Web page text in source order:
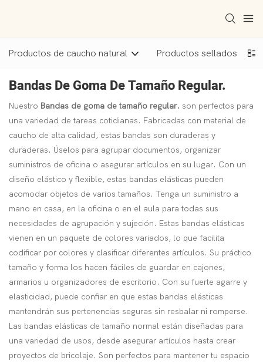
Productos de caucho natural Productos sellados
Bandas De Goma De Tamaño Regular.
Nuestro Bandas de goma de tamaño regular. son perfectos para
una variedad de tareas cotidianas. Fabricadas con material de
caucho de alta calidad, estas bandas son duraderas y
duraderas. Úselos para agrupar documentos, organizar
suministros de oficina o asegurar artículos en su lugar. Con un
diseño elástico y flexible, estas bandas elásticas pueden
acomodar objetos de varios tamaños. Tenga un suministro a
mano en casa, en la oficina o en el aula para todas sus
necesidades de agrupación y sujeción. Estas bandas elásticas
vienen en un paquete de colores variados, lo que facilita
codificar por colores y clasificar diferentes artículos. Su práctico
tamaño y forma los hacen fáciles de guardar en cajones,
armarios u organizadores de escritorio. Con su fuerte agarre y
elasticidad, puede confiar en que estas bandas elásticas
mantendrán sus pertenencias seguras sin resbalar ni romperse.
Las bandas elásticas de tamaño normal están diseñadas para
una variedad de usos, desde asegurar artículos hasta crear
proyectos de bricolaje. Son perfectos para mantener tu espacio